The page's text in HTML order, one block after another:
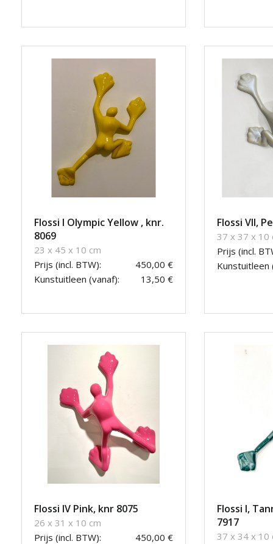
Flossi I Olympic Yellow , knr.
8069
23 x 45 x 10 cm
Prijs (incl. BTW):
450,00 €
Kunstuitleen (vanaf):
13,50 €
Flossi VII,
37 x 37 x 10
Prijs (incl.
Kunstuitleen
Flossi IV Pink, knr 8075
26 x 31 x 10 cm
Prijs (incl. BTW):
450,00 €
Flossi I,
7917
37 x 34 x 10